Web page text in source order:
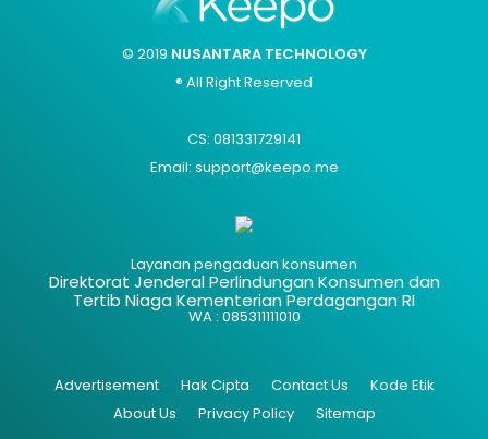
© 2019 NUSANTARA TECHNOLOGY
® All Right Reserved
CS: 081331729141
Email: support@keepo.me
Layanan pengaduan konsumen
Direktorat Jenderal Perlindungan Konsumen dan
Tertib Niaga Kementerian Perdagangan RI
WA : 085311111010
Advertisement Hak Cipta Contact Us
Kode Etik
About Us
Privacy Policy Sitemap